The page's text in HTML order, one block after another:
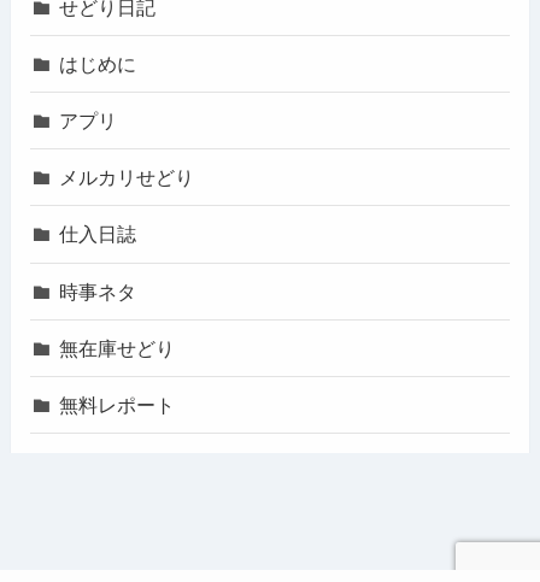
せどり日記
はじめに
アプリ
メルカリせどり
仕入日誌
時事ネタ
無在庫せどり
無料レポート